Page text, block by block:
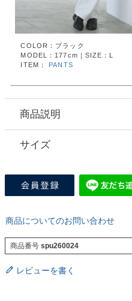
COLOR：ブラック
MODEL：177cm｜SIZE：L
ITEM：
PANTS
商品説明
サイズ
商品についてのお問い合わせ
商品番号 spu260024
レビューを書く